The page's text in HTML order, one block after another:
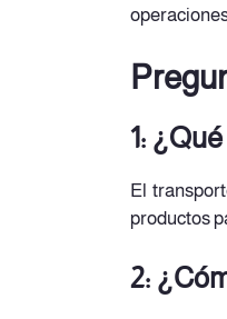
1:
El
productos
2: